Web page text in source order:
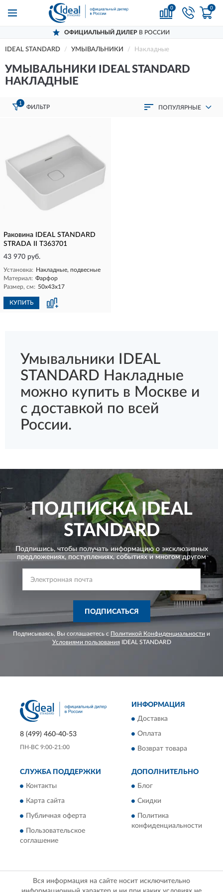
0 0
ОФИЦИАЛЬНЫЙ ДИЛЕРВ РОССИИ
IDEAL STANDARD УМЫВАЛЬНИКИ Накладные
УМЫВАЛЬНИКИ IDEAL STANDARD
НАКЛАДНЫЕ
1
ФИЛЬТР ПОПУЛЯРНЫЕ
Раковина IDEAL STANDARD
STRADA II T363701
43 970 руб.
Установка: Накладные, подвесные
Материал: Фарфор
Размер, см: 50х43х17
КУПИТЬ
Умывальники IDEAL
STANDARD Накладные
можно купить в Москве и
с доставкой по всей
России.
ПОДПИСКАIDEAL
STANDARD
Подпишись, чтобы получать информацию о эксклюзивных
предложениях, поступлениях, событиях и многом другом
ПОДПИСАТЬСЯ
Подписываясь, Вы соглашаетесь с Политикой Конфиденциальности и
Условиями пользования IDEAL STANDARD
8 (499) 460-40-53
ПН-ВС 9:00-21:00
ИНФОРМАЦИЯ
Доставка
Оплата
Возврат товара
СЛУЖБА ПОДДЕРЖКИ
Контакты
Карта сайта
Публичная оферта
Пользовательское
соглашение
ДОПОЛНИТЕЛЬНО
Блог
Скидки
Политика
конфиденциальности
Вся информация на сайте носит исключительно